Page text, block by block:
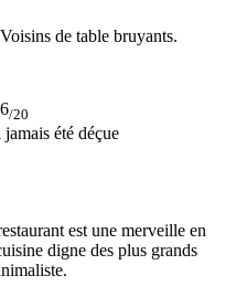
de table bruyants.
/20
été déçue
est une merveille en
digne des plus grands